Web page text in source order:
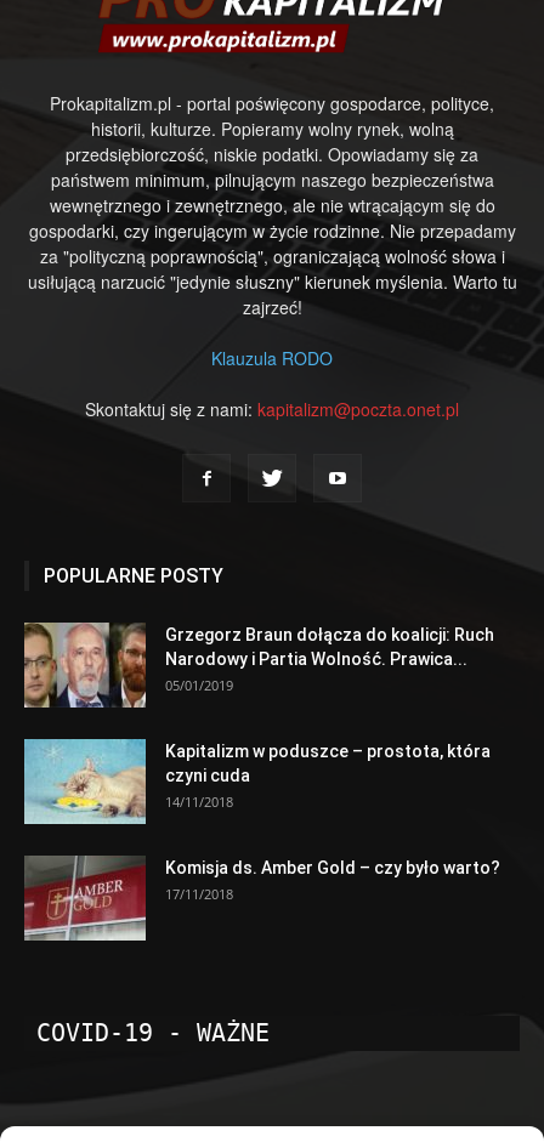
Prokapitalizm.pl - portal poświęcony gospodarce, polityce,
historii, kulturze. Popieramy wolny rynek, wolną
przedsiębiorczość, niskie podatki. Opowiadamy się za
państwem minimum, pilnującym naszego bezpieczeństwa
wewnętrznego i zewnętrznego, ale nie wtrącającym się do
gospodarki, czy ingerującym w życie rodzinne. Nie przepadamy
za "polityczną poprawnością", ograniczającą wolność słowa i
usiłującą narzucić "jedynie słuszny" kierunek myślenia. Warto tu
zajrzeć!
Klauzula RODO
Skontaktuj się z nami: kapitalizm@poczta.onet.pl
POPULARNE POSTY
Grzegorz Braun dołącza do koalicji: Ruch
Narodowy i Partia Wolność. Prawica...
05/01/2019
Kapitalizm w poduszce – prostota, która
czyni cuda
14/11/2018
Komisja ds. Amber Gold – czy było warto?
17/11/2018
COVID-19 - WAŻNE